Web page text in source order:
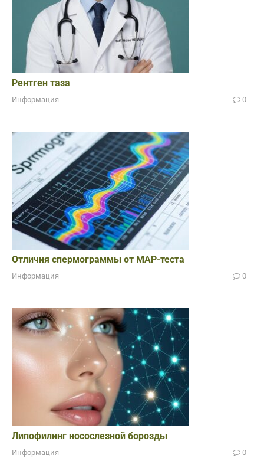
Рентген таза
Информация 0
Отличия спермограммы от МАР-теста
Информация 0
Липофилинг носослезной борозды
Информация 0